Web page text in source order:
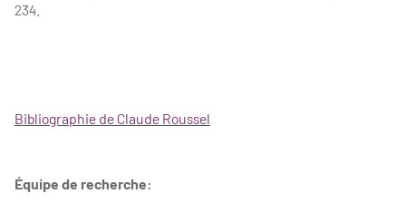
234.
Bibliographie de Claude Roussel
Équipe de recherche: